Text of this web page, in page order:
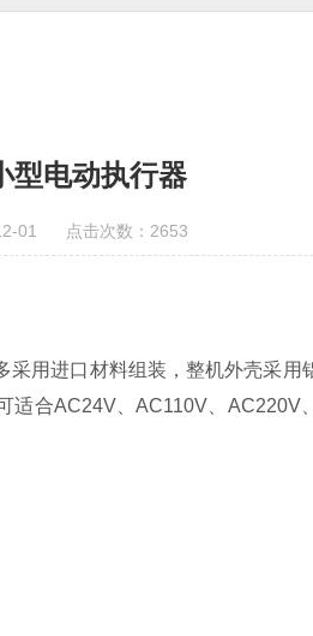
型电动执行器
01 点击次数：2653
用进口材料组装，整机外壳采用
合AC24V、AC110V、